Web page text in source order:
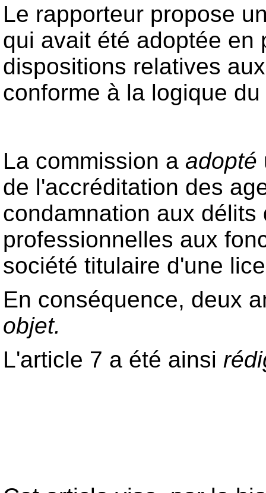
Le rapporteur propose
qui avait été adoptée en
dispositions relatives
conforme à la logique
La commission a adopté
de l'accréditation des
condamnation aux
professionnelles aux
société titulaire d'une
En conséquence, deux
objet.
L'article 7 a été ainsi